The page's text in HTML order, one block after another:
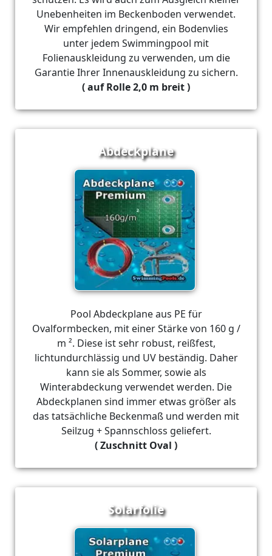
Unebenheiten im Beckenboden verwendet.
Wir empfehlen dringend, ein Bodenvlies
unter jedem Swimmingpool mit
Folienauskleidung zu verwenden, um die
Garantie Ihrer Innenauskleidung zu sichern.
( auf Rolle 2,0 m breit )
Abdeckplane
Pool Abdeckplane aus PE für
Ovalformbecken, mit einer Stärke von 160 g /
m ². Diese ist sehr robust, reißfest,
lichtundurchlässig und UV beständig. Daher
kann sie als Sommer, sowie als
Winterabdeckung verwendet werden. Die
Abdeckplanen sind immer etwas größer als
das tatsächliche Beckenmaß und werden mit
Seilzug + Spannschloss geliefert.
( Zuschnitt Oval )
Solarfolie